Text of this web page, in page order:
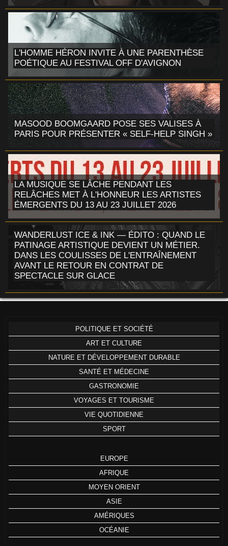
L'HOMME HÉRON INVITE À UNE PARENTHÈSE
POÉTIQUE AU FESTIVAL OFF D'AVIGNON
MASOOD BOOMGAARD POSE SES VALISES À
PARIS POUR PRÉSENTER « SELF-HELP SINGH »
LA MUSIQUE SE LÂCHE PENDANT LES
RELÂCHES MET À L'HONNEUR LES ARTISTES
ÉMERGENTS DU 13 AU 23 JUILLET 2026
WANDERLUST ICE & INK — ÉDITO : QUAND LE
PATINAGE ARTISTIQUE DEVIENT UN MÉTIER.
DANS LES COULISSES DE L'ENTRAÎNEMENT
AVANT LE RETOUR EN CONTRAT DE
SPECTACLE SUR GLACE
POLITIQUE ET SOCIÉTÉ
ART ET CULTURE
NATURE ET DÉVELOPPEMENT DURABLE
SANTÉ ET MÉDECINE
GASTRONOMIE
VOYAGES ET TOURISME
VIE QUOTIDIENNE
SPORT
EUROPE
AFRIQUE
MOYEN ORIENT
ASIE
AMÉRIQUES
OCÉANIE